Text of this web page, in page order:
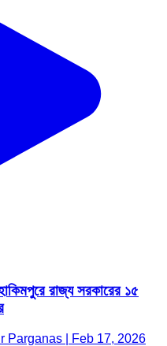
রাজ্য সরকারের ১৫
Parganas | Feb 17, 2026